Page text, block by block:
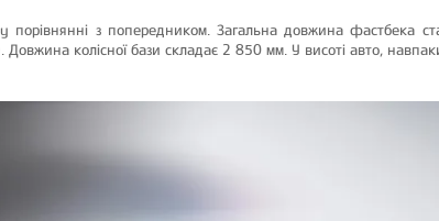
з попередником. Загальна довжина фастбека
колісної бази складає 2 850 мм. У висоті авто,